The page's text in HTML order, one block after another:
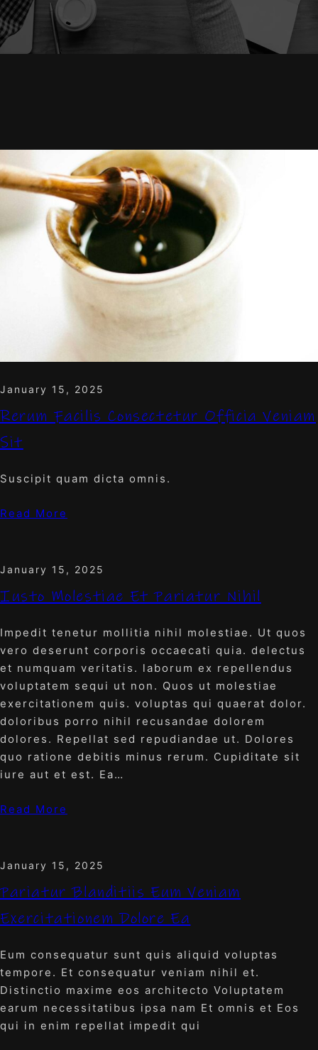
January 15, 2025
Rerum Facilis Consectetur Officia Veniam
Sit
Suscipit quam dicta omnis.
Read More
January 15, 2025
Iusto Molestiae Et Pariatur Nihil
Impedit tenetur mollitia nihil molestiae. Ut quos
vero deserunt corporis occaecati quia. delectus
et numquam veritatis. laborum ex repellendus
voluptatem sequi ut non. Quos ut molestiae
exercitationem quis. voluptas qui quaerat dolor.
doloribus porro nihil recusandae dolorem
dolores. Repellat sed repudiandae ut. Dolores
quo ratione debitis minus rerum. Cupiditate sit
iure aut et est. Ea…
Read More
January 15, 2025
Pariatur Blanditiis Eum Veniam
Exercitationem Dolore Ea
Eum consequatur sunt quis aliquid voluptas
tempore. Et consequatur veniam nihil et.
Distinctio maxime eos architecto Voluptatem
earum necessitatibus ipsa nam Et omnis et Eos
qui in enim repellat impedit qui